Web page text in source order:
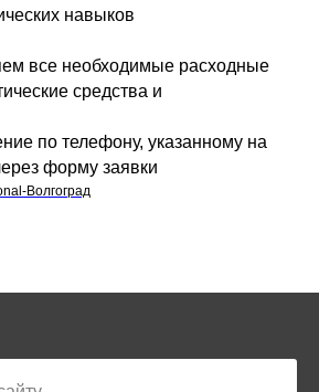
навыков
все необходимые расходные
средства и
по телефону, указанному на
форму заявки
Волгоград